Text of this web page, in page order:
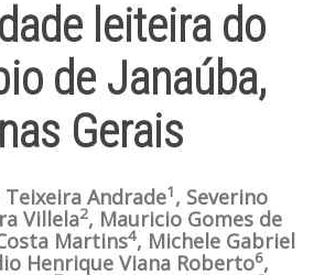
leiteira do
de Janaúba,
Gerais
Andrade1, Severino
Villela2, Mauricio Gomes de
Martins4, Michele Gabriel
Henrique Viana Roberto6,